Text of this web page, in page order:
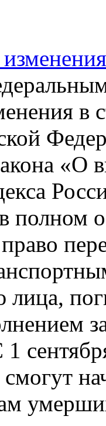
в
«О
полном
лица,
смогут